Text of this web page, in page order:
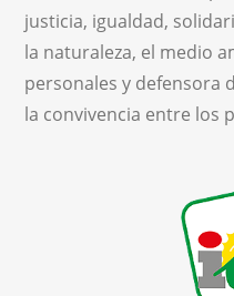
justicia, igualdad,
la naturaleza, el medio
personales y defensora
la convivencia entre los